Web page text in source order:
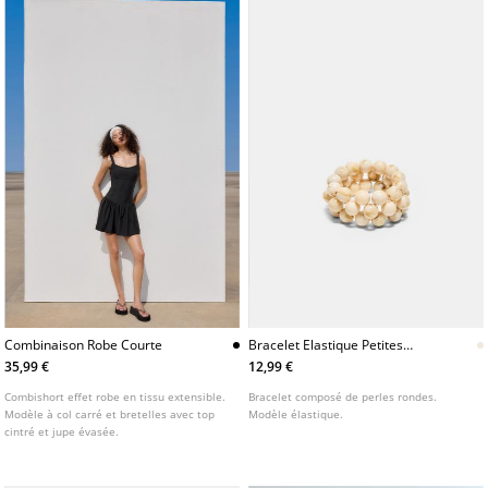
Combinaison Robe Courte
35,99 €
Combishort effet robe en tissu extensible.
Modèle à col carré et bretelles avec top
cintré et jupe évasée.
Bracelet Elastique Petites
Perles
12,99 €
Bracelet composé de perles rondes.
Modèle élastique.